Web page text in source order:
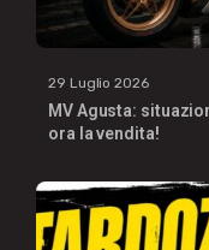
29 Luglio 2026
MV Agusta:
ora la vendita!